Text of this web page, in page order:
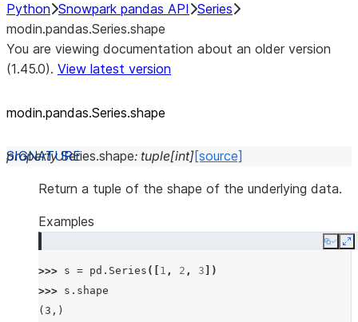
Python Snowpark pandas API Series
modin.pandas.Series.shape
You are viewing documentation about an older version
(1.45.0). View latest version
modin.pandas.Series.shape
property Series.shape: tuple[int][source]
Return a tuple of the shape of the underlying data.
Examples
Copy
>>> s = pd . Series ([ 1 , 2 , 3 ])
>>> s . shape
(3,)